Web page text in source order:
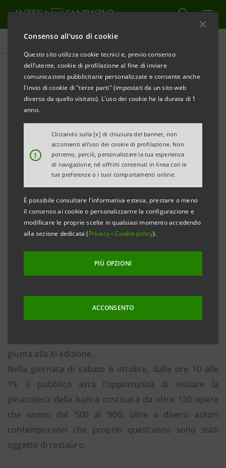
Consenso all'uso di cookie
Questo sito utilizza cookie tecnici e, previo consenso
dell’utente, cookie di profilazione al fine di inviare
comunicazioni pubblicitarie personalizzate e consente anche
l'invio di cookie di "terze parti" (impostati da un sito web
diverso da quello visitato). L'uso dei cookie ha la durata di 1
anno.
!
Cliccando sulla [x] di chiusura del banner, non
acconsenti all’uso dei cookie di profilazione. Non
potremo, perciò, personalizzare la tua esperienza
di navigazione, né offrirti contenuti in linea con le
tue preferenze o i tuoi comportamenti online.
È possibile consultare l'informativa estesa, prestare o meno
il consenso ai cookie o personalizzarne la configurazione e
modificare le proprie scelte in qualsiasi momento accedendo
alla sezione dedicata (Privacy- Cookie policy).
PIÙ OPZIONI
ACCONSENTO
Comunicati stampa
STAMPA AGGIORNA
COMUNICATO STAMPA
INVITO A PALAZZO: BANCA DELL’ADRIATICO APRE
LE COLLEZIONI D’ARTE PER CELEBRARE I 400 ANNI
DELLA NASCITA DI SIMONE CANTARINI
Il direttore Dal Mas: “Attenzione e vicinanza al
territorio dove operiamo”
segno di Simone Cantarini al Centro Direzionale della
Banca dell’Adriatico, in Via Gagarin 216 a Pesaro.
Anche quest’anno la banca aderisce a “Invito a
Palazzo”, la manifestazione promossa dall’ABI sotto
giunta alla XI edizione.
Nella giornata di sabato 6 ottobre, dalle ore 10 alle
19, il pubblico avrà l’opportunità di visitare la
pinacoteca della banca costituita da oltre 130 opere
che vanno dal ’500 al ’900, oltre a diversi autori
contemporanei che proprio quest’anno sono stati
oggetto di restauro.